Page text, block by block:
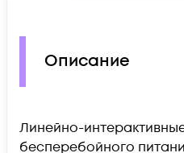
Описание
Линейно-
бесперебойного